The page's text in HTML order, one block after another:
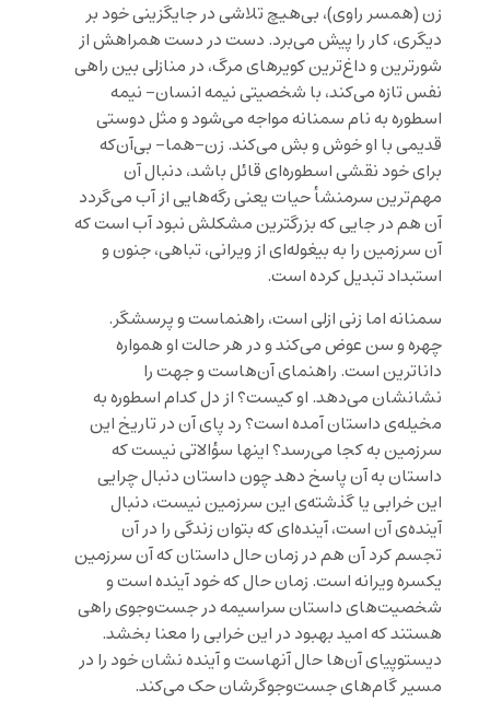
زن (همسر راوی)، بی‌هیچ تلاشی در جایگزینی خود بر
دیگری، کار را پیش می‌برد. دست در دست همراهش از
شورترین و داغ‌ترین کویرهای مرگ، در منازلی بین راهی
نفس تازه می‌کند، با شخصیتی نیمه انسان- نیمه
اسطوره به نام سمنانه مواجه می‌شود و مثل دوستی
قدیمی با او خوش و بش می‌کند. زن-هما- بی‌آن‌که
برای خود نقشی اسطوره‌ای قائل باشد، دنبال آن
مهم‌ترین سرمنشأ حیات یعنی رگه‌هایی از آب می‌گردد
آن هم در جایی که بزرگترین مشکلش نبود آب است که
آن سرزمین را به بیغوله‌ای از ویرانی، تباهی، جنون و
استبداد تبدیل کرده است.
سمنانه اما زنی ازلی است، راهنماست و پرسشگر.
چهره و سن عوض می‌کند و در هر حالت او همواره
داناترین است. راهنمای آن‌هاست و جهت را
نشانشان می‌دهد. او کیست؟ از دل کدام اسطوره به
مخیله‌ی داستان آمده است؟ رد پای آن در تاریخ این
سرزمین به کجا می‌رسد؟ اینها سؤالاتی نیست که
داستان به آن پاسخ دهد چون داستان دنبال چرایی
این خرابی یا گذشته‌ی این سرزمین نیست، دنبال
آینده‌ی آن است، آینده‌ای که بتوان زندگی را در آن
تجسم کرد آن هم در زمان حال داستان که آن سرزمین
یکسره ویرانه است. زمان حال که خود آینده است و
شخصیت‌های داستان سراسیمه در جست‌وجوی راهی
هستند که امید بهبود در این خرابی را معنا بخشد.
دیستوپیای آن‌ها حال آنهاست و آینده نشان خود را در
مسیر گام‌های جست‌وجوگرشان حک می‌کند.